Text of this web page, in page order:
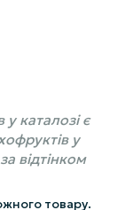
каталозі є
у
відтінком
товару.